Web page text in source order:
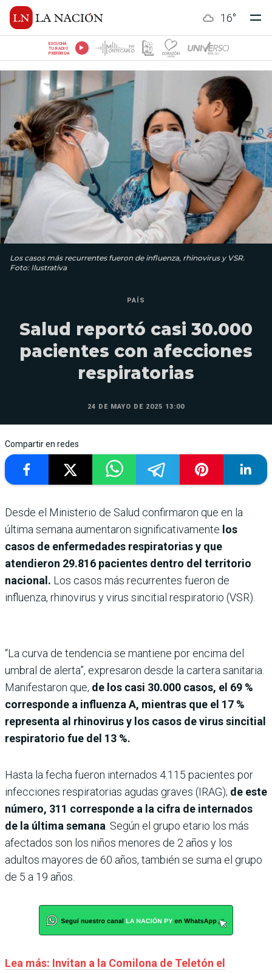
16°
ESCUCHÁ
TU RADIO
PREFERIDA
Los casos más recurrentes fueron de influenza, rhinovirus y VSR.
Foto: Ilustrativa
PAÍS
Salud reportó casi 30.000
pacientes con afecciones
respiratorias
24 DE MAYO DE 2025 13:00
Compartir en redes
Desde el Ministerio de Salud confirmaron que en la
última semana aumentaron significativamente los
casos de enfermedades respiratorias y que
atendieron 29.816 pacientes dentro del territorio
nacional. Los casos más recurrentes fueron de
influenza, rhinovirus y virus sincitial respiratorio (VSR).
“La curva de tendencia se mantiene por encima del
umbral de alerta”, expresaron desde la cartera sanitaria.
Manifestaron que, de los casi 30.000 casos, el 69 %
corresponde a influenza A, mientras que el 17 %
representa al rhinovirus y los casos de virus sincitial
respiratorio fue del 13 %.
Hasta la fecha fueron internados 4.115 pacientes por
infecciones respiratorias agudas graves (IRAG); de este
número, 311 corresponde a la cifra de internados
de la última semana. Según el grupo etario los más
afectados son los niños menores de 2 años y los
adultos mayores de 60 años, también se suma el grupo
de 5 a 19 años.
Lea más: Invitan a la Comilona de Teletón el